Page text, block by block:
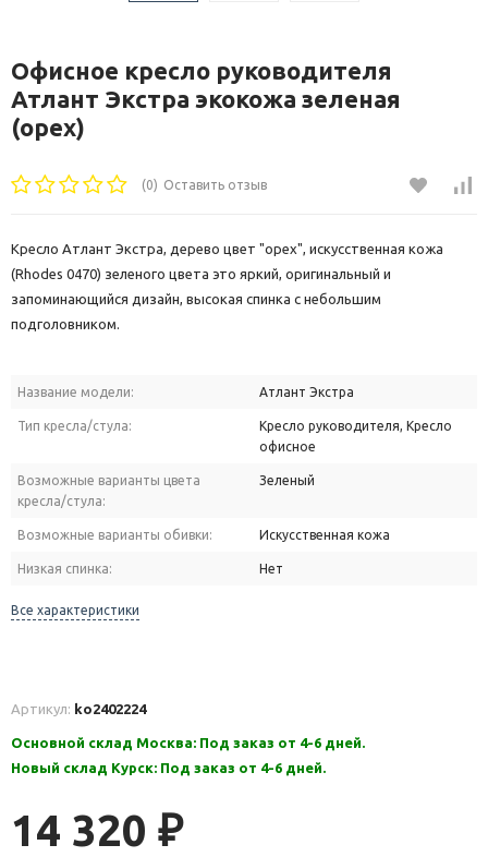
Офисное кресло руководителя
Атлант Экстра экокожа зеленая
(орех)
(0) Оставить отзыв
Кресло Атлант Экстра, дерево цвет "орех", искусственная кожа
(Rhodes 0470) зеленого цвета это яркий, оригинальный и
запоминающийся дизайн, высокая спинка с небольшим
подголовником.
Название модели: Атлант Экстра
Тип кресла/стула:
Кресло руководителя, Кресло
офисное
Возможные варианты цвета
кресла/стула:
Зеленый
Возможные варианты обивки: Искусственная кожа
Низкая спинка: Нет
Все характеристики
Артикул: ko2402224
Основной склад Москва: Под заказ от 4-6 дней.
Новый склад Курск: Под заказ от 4-6 дней.
14 320 ₽